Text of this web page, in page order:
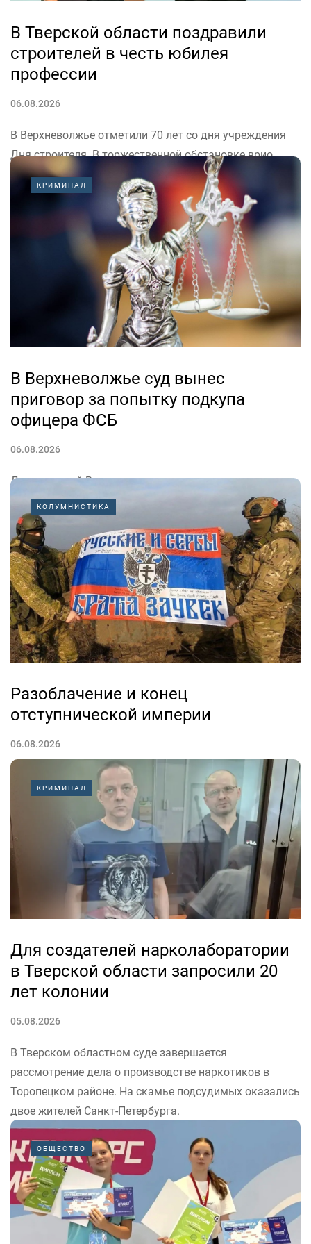
В Тверской области поздравили
строителей в честь юбилея
профессии
06.08.2026
В Верхневолжье отметили 70 лет со дня учреждения
Дня строителя. В торжественной обстановке врио
губернатора Тверской области Виталий Королёв
поблагодарил тех, кто ежедневно меняет облик
городов и поселков.
«Спасибо строителям за профессионализм, верность
делу и умение создавать на века»,...
КРИМИНАЛ
В Верхневолжье суд вынес
приговор за попытку подкупа
офицера ФСБ
06.08.2026
Двое жителей Верхневолжья пытались передать
сотруднику госбезопасности 400 тысяч рублей, чтобы
тот закрыл глаза на незаконное пребывание
иностранных граждан в России.
Видео: Пресс-служба УФСБ России по Тверской
области
«Суд назначил...
КОЛУМНИСТИКА
Разоблачение и конец
отступнической империи
06.08.2026
Кант, Путин… Человек не средство, а высшая цель!
Что является моральным, легальным и приемлемым в
отношениях между людьми и в отношениях человека
со Вселенной?
Если как основополагающую духовно-нравственную
КРИМИНАЛ
Для создателей нарколаборатории
в Тверской области запросили 20
лет колонии
05.08.2026
В Тверском областном суде завершается
рассмотрение дела о производстве наркотиков в
Торопецком районе. На скамье подсудимых оказались
двое жителей Санкт-Петербурга.
«Заместитель прокурора Тверской области Александр
Бодягин потребовал до 20 лет колонии для участников
организованной группы, производивших наркотики в
подпольной нарколаборатории»,...
ОБЩЕСТВО